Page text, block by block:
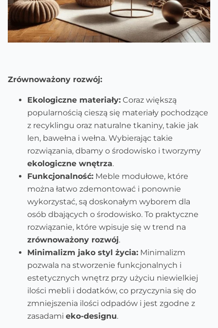
Zrównoważony rozwój:
Ekologiczne materiały: Coraz większą
popularnością cieszą się materiały pochodzące
z recyklingu oraz naturalne tkaniny, takie jak
len, bawełna i wełna. Wybierając takie
rozwiązania, dbamy o środowisko i tworzymy
ekologiczne wnętrza.
Funkcjonalność: Meble modułowe, które
można łatwo zdemontować i ponownie
wykorzystać, są doskonałym wyborem dla
osób dbających o środowisko. To praktyczne
rozwiązanie, które wpisuje się w trend na
zrównoważony rozwój.
Minimalizm jako styl życia: Minimalizm
pozwala na stworzenie funkcjonalnych i
estetycznych wnętrz przy użyciu niewielkiej
ilości mebli i dodatków, co przyczynia się do
zmniejszenia ilości odpadów i jest zgodne z
zasadami eko-designu.